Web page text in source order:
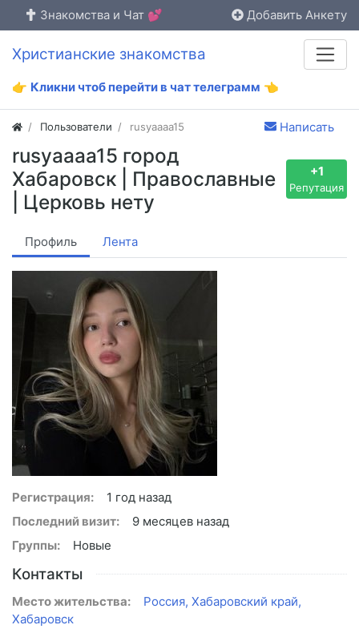
Знакомства и Чат 💕 Добавить Анкету
Христианские знакомства
👉 Кликни чтоб перейти в чат телеграмм 👈
Пользователи rusyaaaa15 Написать
rusyaaaa15 город
Хабаровск | Православные
| Церковь нету
+1
Репутация
Профиль Лента
Регистрация:
1 год назад
Последний визит:
9 месяцев назад
Группы:
Новые
Контакты
Место жительства:
Россия, Хабаровский край,
Хабаровск